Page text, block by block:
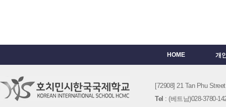
HOME 개
[72908] 21 Tan Phu
Tel : (베트남)028-3780-